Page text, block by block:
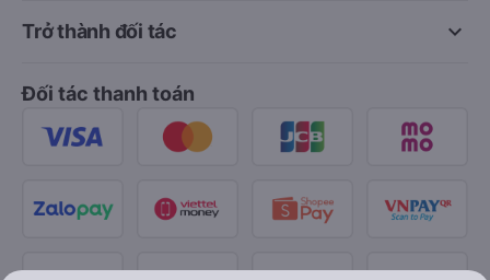
keyboard_arrow_down
Trở thành đối tác
Đối tác thanh toán